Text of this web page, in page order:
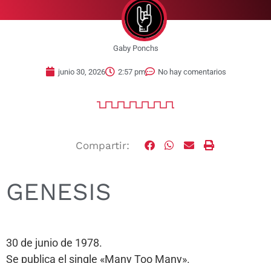
Gaby Ponchs
junio 30, 2026 2:57 pm No hay comentarios
Compartir:
GENESIS
30 de junio de 1978.
Se publica el single «Many Too Many».